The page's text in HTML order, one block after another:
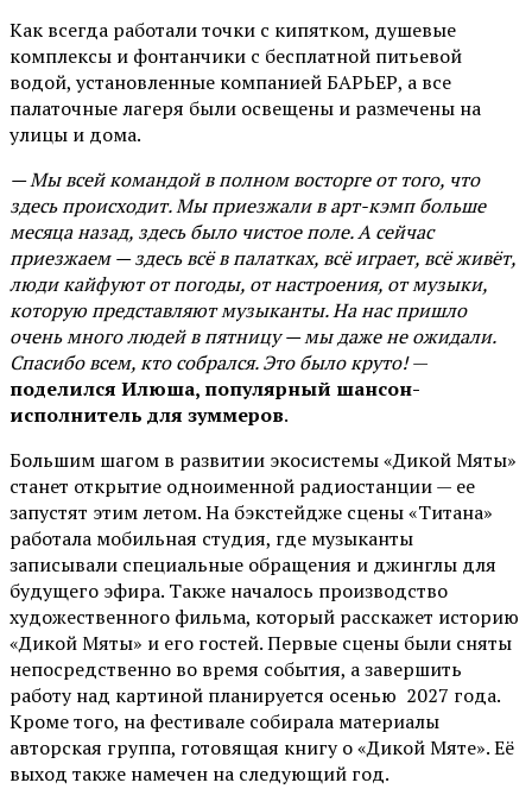
Как всегда работали точки с кипятком, душевые
комплексы и фонтанчики с бесплатной питьевой
водой, установленные компанией БАРЬЕР, а все
палаточные лагеря были освещены и размечены на
улицы и дома.
— Мы всей командой в полном восторге от того, что
здесь происходит. Мы приезжали в арт-кэмп больше
месяца назад, здесь было чистое поле. А сейчас
приезжаем — здесь всё в палатках, всё играет, всё живёт,
люди кайфуют от погоды, от настроения, от музыки,
которую представляют музыканты. На нас пришло
очень много людей в пятницу — мы даже не ожидали.
Спасибо всем, кто собрался. Это было круто!—
поделился Илюша, популярный шансон-
исполнитель для зуммеров.
Большим шагом в развитии экосистемы «Дикой Мяты»
станет открытие одноименной радиостанции — ее
запустят этим летом. На бэкстейдже сцены «Титана»
работала мобильная студия, где музыканты
записывали специальные обращения и джинглы для
будущего эфира. Также началось производство
художественного фильма, который расскажет историю
«Дикой Мяты» и его гостей. Первые сцены были сняты
непосредственно во время события, а завершить
работу над картиной планируется осенью 2027 года.
Кроме того, на фестивале собирала материалы
авторская группа, готовящая книгу о «Дикой Мяте». Её
выход также намечен на следующий год.